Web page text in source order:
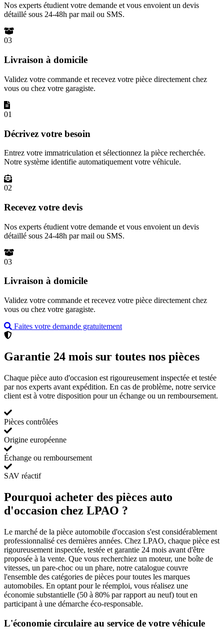
Nos experts étudient votre demande et vous envoient un devis
détaillé sous 24-48h par mail ou SMS.
03
Livraison à domicile
Validez votre commande et recevez votre pièce directement chez
vous ou chez votre garagiste.
01
Décrivez votre besoin
Entrez votre immatriculation et sélectionnez la pièce recherchée.
Notre système identifie automatiquement votre véhicule.
02
Recevez votre devis
Nos experts étudient votre demande et vous envoient un devis
détaillé sous 24-48h par mail ou SMS.
03
Livraison à domicile
Validez votre commande et recevez votre pièce directement chez
vous ou chez votre garagiste.
Faites votre demande gratuitement
Garantie 24 mois sur toutes nos pièces
Chaque pièce auto d'occasion est rigoureusement inspectée et testée
par nos experts avant expédition. En cas de problème, notre service
client est à votre disposition pour un échange ou un remboursement.
Pièces contrôlées
Origine européenne
Échange ou remboursement
SAV réactif
Pourquoi acheter des pièces auto
d'occasion chez LPAO ?
Le marché de la pièce automobile d'occasion s'est considérablement
professionnalisé ces dernières années. Chez LPAO, chaque pièce est
rigoureusement inspectée, testée et garantie 24 mois avant d'être
proposée à la vente. Que vous recherchiez un moteur, une boîte de
vitesses, un pare-choc ou un phare, notre catalogue couvre
l'ensemble des catégories de pièces pour toutes les marques
automobiles. En optant pour le réemploi, vous réalisez une
économie substantielle (50 à 80% par rapport au neuf) tout en
participant à une démarche éco-responsable.
L'économie circulaire au service de votre véhicule